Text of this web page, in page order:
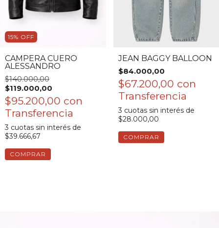
15% OFF
CAMPERA CUERO
ALESSANDRO
$140.000,00
$119.000,00
$95.200,00 con
3 cuotas sin interés de
$39.666,67
COMPRAR
JEAN BAGGY BALLOON
$84.000,00
$67.200,00 con
3 cuotas sin interés de
$28.000,00
COMPRAR